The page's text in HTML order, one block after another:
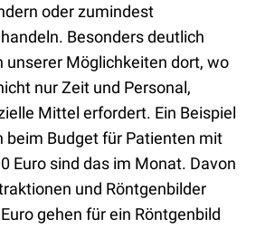
oder zumindest
Besonders deutlich
unserer Möglichkeiten dort, wo
nur Zeit und Personal,
Mittel erfordert. Ein Beispiel
beim Budget für Patienten mit
Euro sind das im Monat. Davon
und Röntgenbilder
gehen für ein Röntgenbild